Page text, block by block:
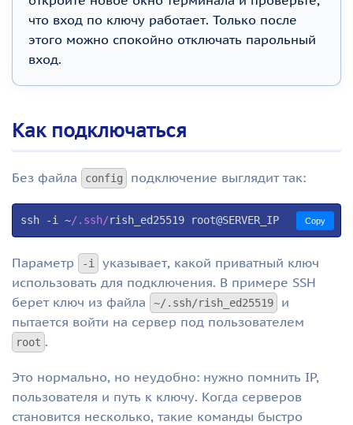
что вход по ключу работает. Только после
этого можно спокойно отключать парольный
вход.
Как подключаться
Без файла config подключение выглядит так:
ssh -i ~/.ssh/rish_ed25519 root@SERVER_IP Copy
Параметр -i
указывает, какой приватный ключ
использовать для подключения. В примере SSH
берет ключ из файла
~/.ssh/rish_ed25519
и
пытается войти на сервер под пользователем
root .
Это нормально, но неудобно: нужно помнить IP,
пользователя и путь к ключу. Когда серверов
становится несколько, такие команды быстро